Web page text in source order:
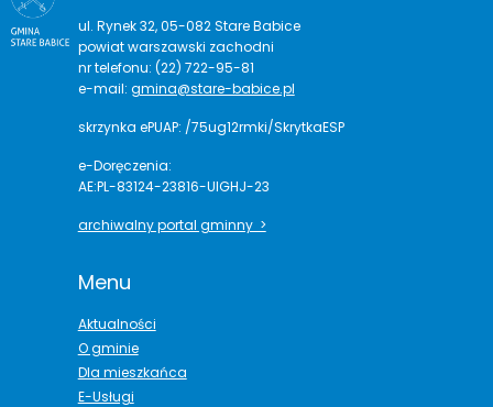
ul. Rynek 32, 05-082 Stare Babice
powiat warszawski zachodni
nr telefonu: (22) 722-95-81
e-mail: gmina@stare-babice.pl
skrzynka ePUAP: /75ug12rmki/SkrytkaESP
e-Doręczenia:
AE:PL-83124-23816-UIGHJ-23
archiwalny portal gminny >
Menu
Aktualności
O gminie
Dla mieszkańca
E-Usługi